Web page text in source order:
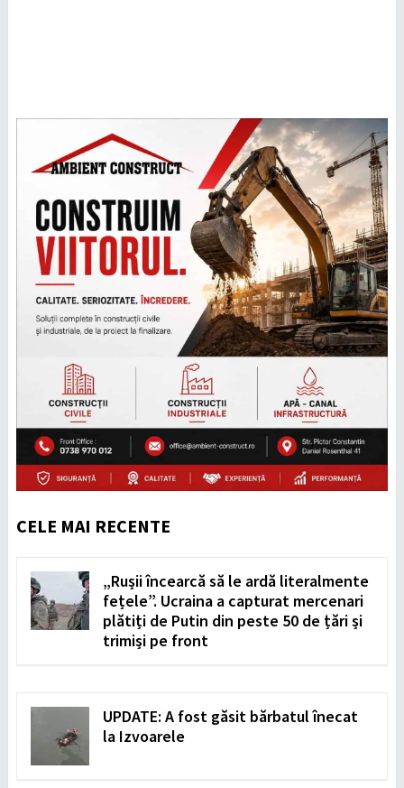
CELE MAI RECENTE
„Rușii încearcă să le ardă literalmente
fețele”. Ucraina a capturat mercenari
plătiți de Putin din peste 50 de țări și
trimiși pe front
UPDATE: A fost găsit bărbatul înecat
la Izvoarele